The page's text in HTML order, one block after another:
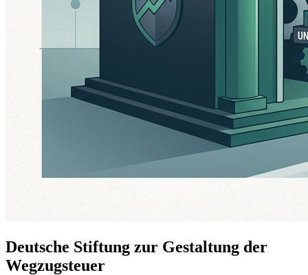
Deutsche Stiftung zur Gestaltung der
Wegzugsteuer